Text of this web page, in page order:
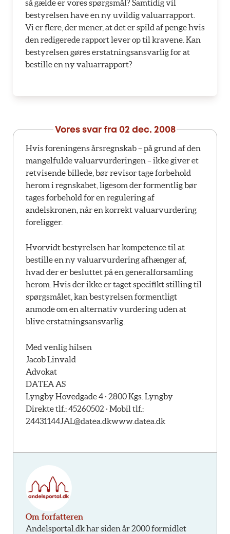
så gælde er vores spørgsmål? Samtidig vil
bestyrelsen have en ny uvildig valuarrapport.
Vi er flere, der mener, at det er spild af penge hvis
den redigerede rapport lever op til kravene. Kan
bestyrelsen gøres erstatningsansvarlig for at
bestille en ny valuarrapport?
Vores svar fra 02 dec. 2008
Hvis foreningens årsregnskab – på grund af den
mangelfulde valuarvurderingen – ikke giver et
retvisende billede, bør revisor tage forbehold
herom i regnskabet, ligesom der formentlig bør
tages forbehold for en regulering af
andelskronen, når en korrekt valuarvurdering
foreligger.
Hvorvidt bestyrelsen har kompetence til at
bestille en ny valuarvurdering afhænger af,
hvad der er besluttet på en generalforsamling
herom. Hvis der ikke er taget specifikt stilling til
spørgsmålet, kan bestyrelsen formentligt
anmode om en alternativ vurdering uden at
blive erstatningsansvarlig.
Med venlig hilsen
Jacob Linvald
Advokat
DATEA AS
Lyngby Hovedgade 4 · 2800 Kgs. Lyngby
Direkte tlf.: 45260502 · Mobil tlf.:
24431144JAL@datea.dkwww.datea.dk
Om forfatteren
Andelsportal.dk har siden år 2000 formidlet